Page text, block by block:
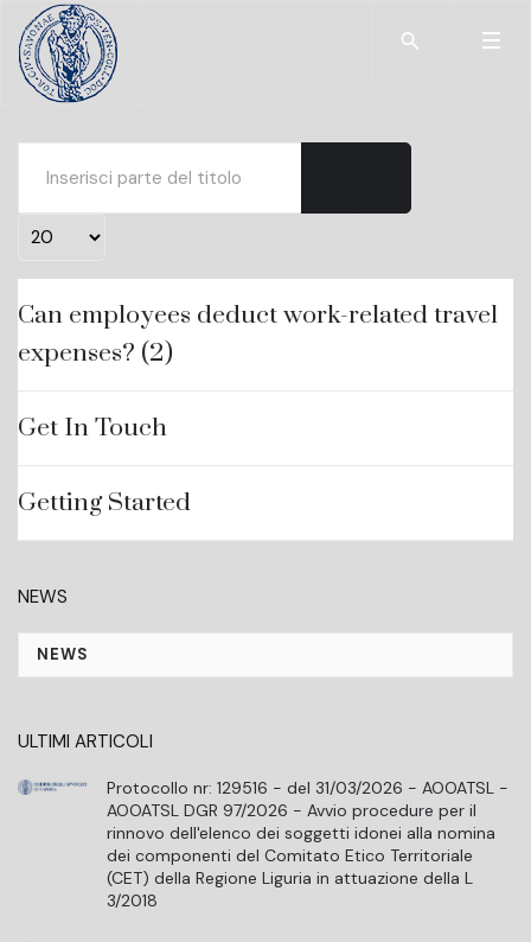
Visualizza #
Can employees deduct work-related travel
expenses? (2)
Get In Touch
Getting Started
NEWS
NEWS
ULTIMI ARTICOLI
Protocollo nr: 129516 - del 31/03/2026 - AOOATSL -
AOOATSL DGR 97/2026 - Avvio procedure per il
rinnovo dell'elenco dei soggetti idonei alla nomina
dei componenti del Comitato Etico Territoriale
(CET) della Regione Liguria in attuazione della L
3/2018